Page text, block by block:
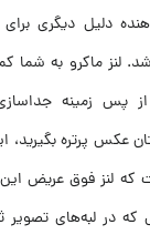
دلیل دیگری
لنز ماکرو به شما
پس زمینه
عکس پرتره بگیرید،
که لنز فوق عریض
که در لبه‌های